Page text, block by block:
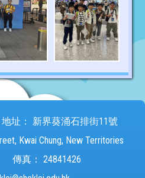
地址：
新界葵涌石排街11號
Kwai Chung, New Territories
傳真： 24841426